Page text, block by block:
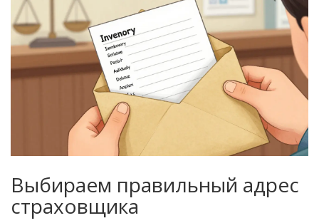
Выбираем правильный адрес
страховщика